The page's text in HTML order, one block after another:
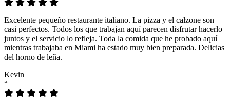
Excelente pequeño restaurante italiano. La pizza y el calzone son
casi perfectos. Todos los que trabajan aquí parecen disfrutar hacerlo
juntos y el servicio lo refleja. Toda la comida que he probado aquí
mientras trabajaba en Miami ha estado muy bien preparada. Delicias
del horno de leña.
Kevin
“